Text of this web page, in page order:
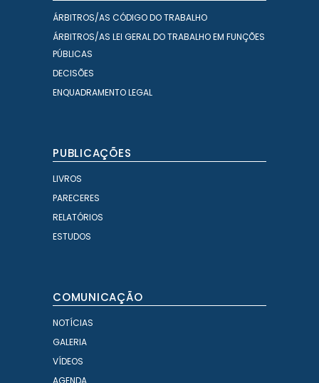
ÁRBITROS/AS CÓDIGO DO TRABALHO
ÁRBITROS/AS LEI GERAL DO TRABALHO EM FUNÇÕES
PÚBLICAS
DECISÕES
ENQUADRAMENTO LEGAL
PUBLICAÇÕES
LIVROS
PARECERES
RELATÓRIOS
ESTUDOS
COMUNICAÇÃO
NOTÍCIAS
GALERIA
VÍDEOS
AGENDA